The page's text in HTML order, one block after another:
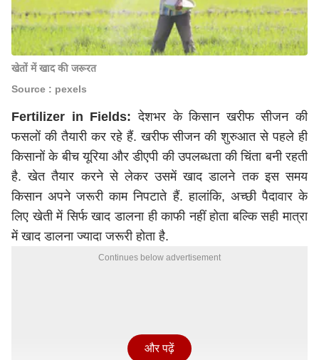
खेतों में खाद की जरूरत
Source : pexels
Fertilizer in Fields: देशभर के किसान खरीफ सीजन की
फसलों की तैयारी कर रहे हैं. खरीफ सीजन की शुरुआत से पहले ही
किसानों के बीच यूरिया और डीएपी की उपलब्धता की चिंता बनी रहती
है. खेत तैयार करने से लेकर उसमें खाद डालने तक इस समय
किसान अपने जरूरी काम निपटाते हैं. हालांकि, अच्छी पैदावार के
लिए खेती में सिर्फ खाद डालना ही काफी नहीं होता बल्कि सही मात्रा
में खाद डालना ज्यादा जरूरी होता है.
Continues below advertisement
और पढ़ें